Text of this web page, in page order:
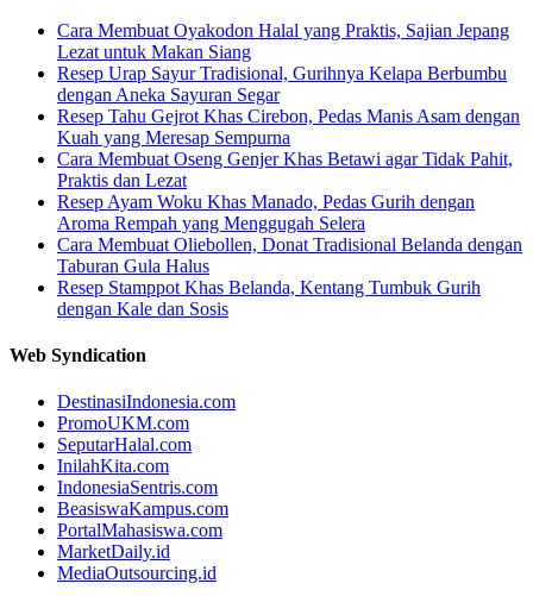
Cara Membuat Oyakodon Halal yang Praktis, Sajian Jepang
Lezat untuk Makan Siang
Resep Urap Sayur Tradisional, Gurihnya Kelapa Berbumbu
dengan Aneka Sayuran Segar
Resep Tahu Gejrot Khas Cirebon, Pedas Manis Asam dengan
Kuah yang Meresap Sempurna
Cara Membuat Oseng Genjer Khas Betawi agar Tidak Pahit,
Praktis dan Lezat
Resep Ayam Woku Khas Manado, Pedas Gurih dengan
Aroma Rempah yang Menggugah Selera
Cara Membuat Oliebollen, Donat Tradisional Belanda dengan
Taburan Gula Halus
Resep Stamppot Khas Belanda, Kentang Tumbuk Gurih
dengan Kale dan Sosis
Web Syndication
DestinasiIndonesia.com
PromoUKM.com
SeputarHalal.com
InilahKita.com
IndonesiaSentris.com
BeasiswaKampus.com
PortalMahasiswa.com
MarketDaily.id
MediaOutsourcing.id